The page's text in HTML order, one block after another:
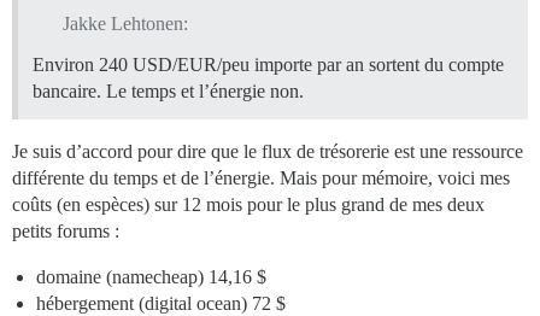
Jakke Lehtonen:
Environ 240 USD/EUR/peu importe par an sortent du compte
bancaire. Le temps et l’énergie non.
Je suis d’accord pour dire que le flux de trésorerie est une ressource
différente du temps et de l’énergie. Mais pour mémoire, voici mes
coûts (en espèces) sur 12 mois pour le plus grand de mes deux
petits forums :
domaine (namecheap) 14,16 $
hébergement (digital ocean) 72 $